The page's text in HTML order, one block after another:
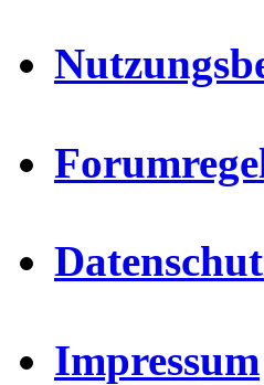
Impressum